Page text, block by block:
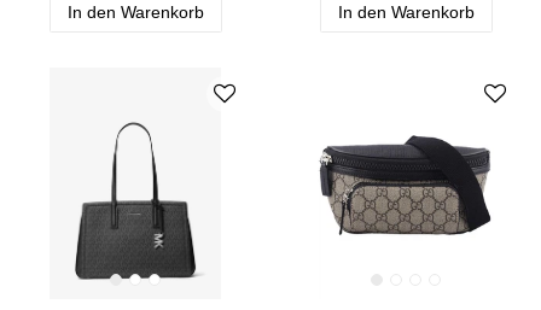
In den Warenkorb In den Warenkorb